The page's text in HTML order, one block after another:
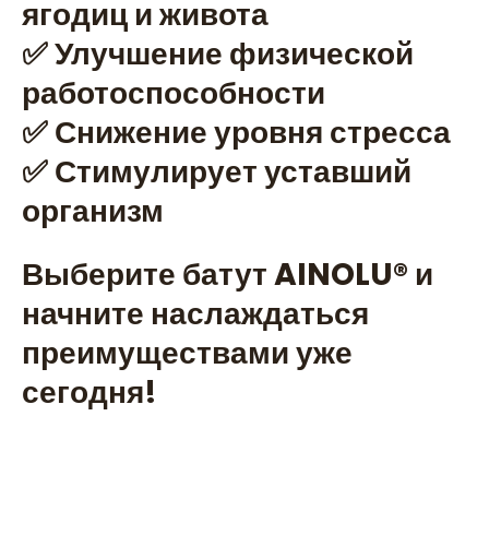
ягодиц и живота
✅ Улучшение физической
работоспособности
✅ Снижение уровня стресса
✅ Стимулирует уставший
организм
Выберите батут AINOLU®️ и
начните наслаждаться
преимуществами уже
сегодня!